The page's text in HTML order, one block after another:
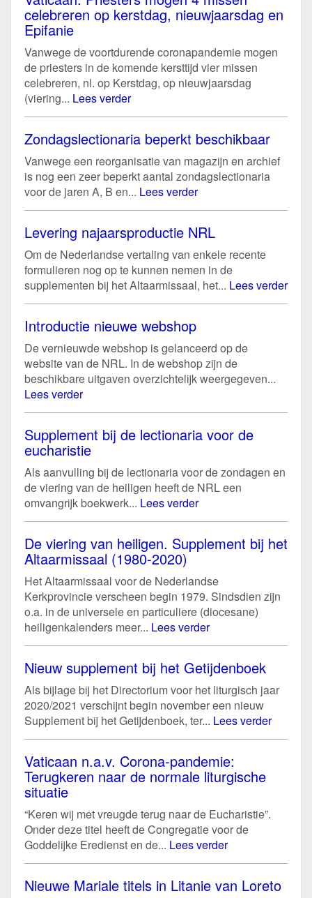
celebreren op kerstdag, nieuwjaarsdag en
Epifanie
Vanwege de voortdurende coronapandemie mogen
de priesters in de komende kersttijd vier missen
celebreren, nl. op Kerstdag, op nieuwjaarsdag
(viering... Lees verder
Zondagslectionaria beperkt beschikbaar
Vanwege een reorganisatie van magazijn en archief
is nog een zeer beperkt aantal zondagslectionaria
voor de jaren A, B en... Lees verder
Levering najaarsproductie NRL
Om de Nederlandse vertaling van enkele recente
formulieren nog op te kunnen nemen in de
supplementen bij het Altaarmissaal, het... Lees verder
Introductie nieuwe webshop
De vernieuwde webshop is gelanceerd op de
website van de NRL. In de webshop zijn de
beschikbare uitgaven overzichtelijk weergegeven...
Lees verder
Supplement bij de lectionaria voor de
eucharistie
Als aanvulling bij de lectionaria voor de zondagen en
de viering van de heiligen heeft de NRL een
omvangrijk boekwerk... Lees verder
De viering van heiligen. Supplement bij het
Altaarmissaal (1980-2020)
Het Altaarmissaal voor de Nederlandse
Kerkprovincie verscheen begin 1979. Sindsdien zijn
o.a. in de universele en particuliere (diocesane)
heiligenkalenders meer... Lees verder
Nieuw supplement bij het Getijdenboek
Als bijlage bij het Directorium voor het liturgisch jaar
2020/2021 verschijnt begin november een nieuw
Supplement bij het Getijdenboek, ter... Lees verder
Vaticaan n.a.v. Corona-pandemie:
Terugkeren naar de normale liturgische
situatie
“Keren wij met vreugde terug naar de Eucharistie”.
Onder deze titel heeft de Congregatie voor de
Goddelijke Eredienst en de... Lees verder
Nieuwe Mariale titels in Litanie van Loreto